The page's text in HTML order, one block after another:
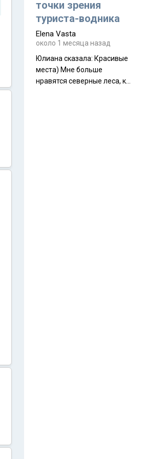
ультралегкой моделью в
ассортименте
производителя. Новинка
получила двухслойную
конструкцию с отдельным
внешним тентом и сетчатой
внутренней палаткой, а ее
точки зрения
туриста-водника
Elena Vasta
около 1 месяца назад
Юлиана сказалa: Красивые
места) Мне больше
нравятся северные леса, как